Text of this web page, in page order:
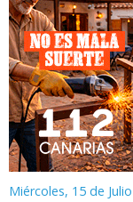
Miércoles, 15 de